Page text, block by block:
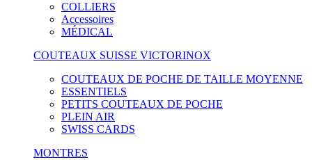
COLLIERS
Accessoires
MÉDICAL
COUTEAUX SUISSE VICTORINOX
COUTEAUX DE POCHE DE TAILLE MOYENNE
ESSENTIELS
PETITS COUTEAUX DE POCHE
PLEIN AIR
SWISS CARDS
MONTRES